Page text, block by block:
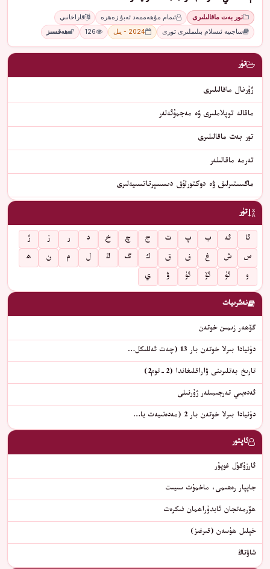
تور بەت ماقالىلىرى ئىمام مۇھەممەد ئەبۇ زەھرە
قاراخانىي
ساجىيە ئىسلام بىلىملىرى تورى
2024 - يىل 126 ھەقسىز
تۈر
ژۇرنال ماقالىلىرى
ماقالە توپلاملىرى ۋە مەجمۇئەلەر
تور بەت ماقالىلىرى
تەرمە ماقالىلەر
ماگىستىرلىق ۋە دوكتورلۇق دىسسېرتاتسىيەلىرى
تۈر
ئا ئە ب پ ت ج چ خ د ر ز
ژ
س
ش غ ف ق ك گ ڭ ل م ن
ھ
و
ئۇ ئۆ ئۈ ۋ ي
نەشرىيات
گۆھەر زىمىن خوتەن
دۇنيادا بىرلا خوتەن بار 13 (چەت ئەللىكل…
تارىخ بەتلىرىنى ۋاراقلىغاندا (2-توم2)
ئەدەبىي تەرجىمىلەر ژۇرنىلى
دۇنيادا بىرلا خوتەن بار 2 (مەدەنىيەت يا…
ئاپتور
ئارزۇگۈل غوپۇر
جاپپار رەھىمى، ماخمۇت سىيىت
ھۆرمەتجان ئابدۇراھمان فىكرەت
خېلىل ھۈسەن (قىرغىز)
شاۋتاڭ